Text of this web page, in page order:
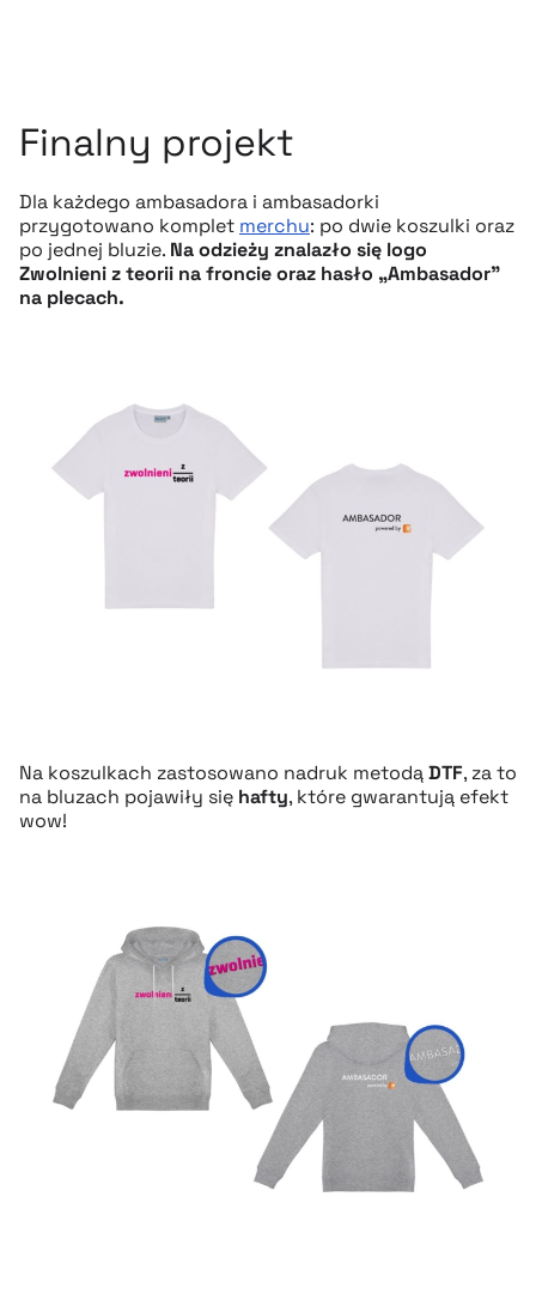
Finalny projekt
Dla każdego ambasadora i ambasadorki
przygotowano komplet merchu: po dwie koszulki oraz
po jednej bluzie. Na odzieży znalazło się logo
Zwolnieni z teorii na froncie oraz hasło „Ambasador”
na plecach.
Na koszulkach zastosowano nadruk metodąDTF, za to
na bluzach pojawiły się hafty, które gwarantują efekt
wow!